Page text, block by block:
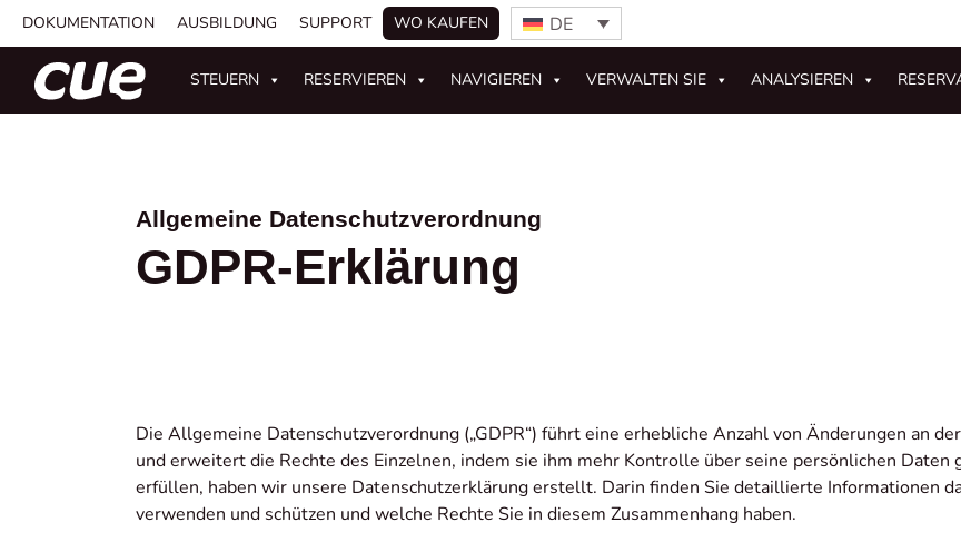
DOKUMENTATION AUSBILDUNG SUPPORT WO KAUFEN DE
STEUERN RESERVIEREN NAVIGIEREN VERWALTEN SIE ANALYSIEREN
Allgemeine Datenschutzverordnung
GDPR-Erklärung
Die Allgemeine Datenschutzverordnung („GDPR“) führt eine erhebliche Anzahl von Änderungen an
und erweitert die Rechte des Einzelnen, indem sie ihm mehr Kontrolle über seine persönlichen Daten
erfüllen, haben wir unsere Datenschutzerklärung erstellt. Darin finden Sie detaillierte Informationen
verwenden und schützen und welche Rechte Sie in diesem Zusammenhang haben.